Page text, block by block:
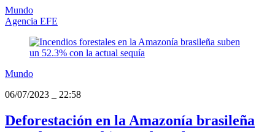
Mundo
Agencia EFE
Mundo
06/07/2023
22:58
Deforestación en la Amazonía brasileña